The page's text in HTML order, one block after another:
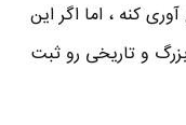
کنه ، اما اگر این
و تاریخی رو ثبت